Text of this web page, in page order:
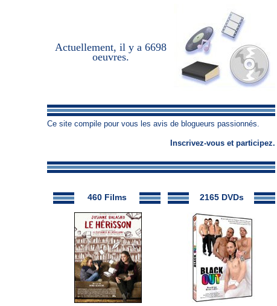
Actuellement, il y a 6698
oeuvres.
Ce site compile pour vous les avis de blogueurs passionnés.
Inscrivez-vous et participez.
2165 DVDs
460 Films